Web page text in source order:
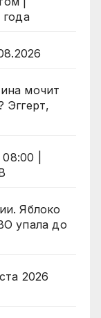
мочит
Эггерт,
|
Яблоко
упала до
2026